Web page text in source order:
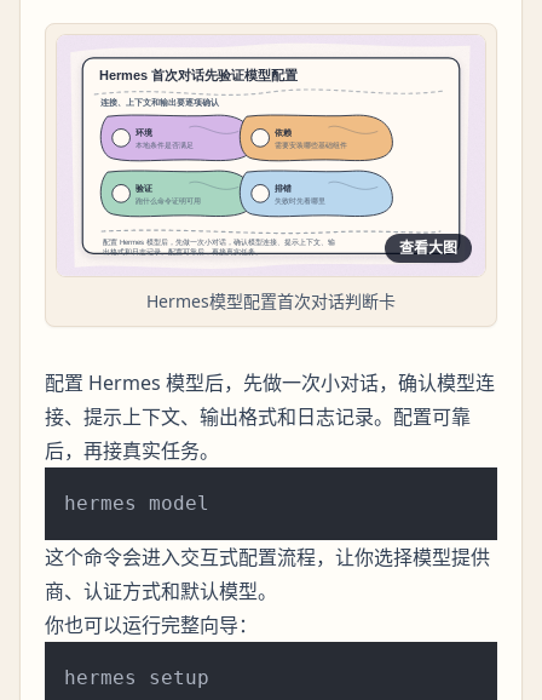
查看大图
Hermes模型配置首次对话判断卡
配置 Hermes 模型后，先做一次小对话，确认模型连
接、提示上下文、输出格式和日志记录。配置可靠
后，再接真实任务。
这个命令会进入交互式配置流程，让你选择模型提供
商、认证方式和默认模型。
你也可以运行完整向导：